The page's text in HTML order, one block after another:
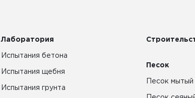
Лаборатория
Испытания бетона
Испытания щебня
Испытания грунта
Песок
Песок мытый